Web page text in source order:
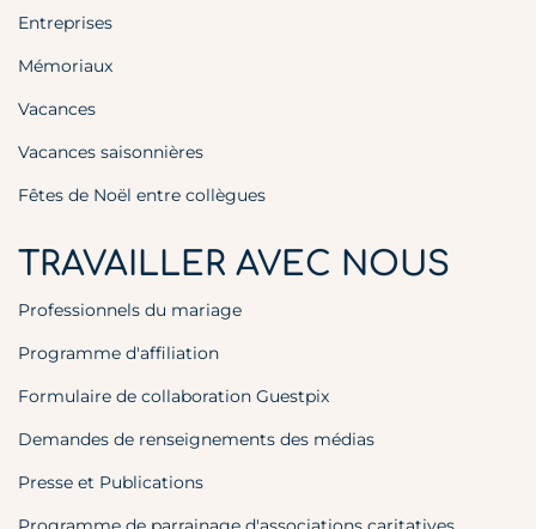
Entreprises
Mémoriaux
Vacances
Vacances saisonnières
Fêtes de Noël entre collègues
TRAVAILLER AVEC NOUS
Professionnels du mariage
Programme d'affiliation
Formulaire de collaboration Guestpix
Demandes de renseignements des médias
Presse et Publications